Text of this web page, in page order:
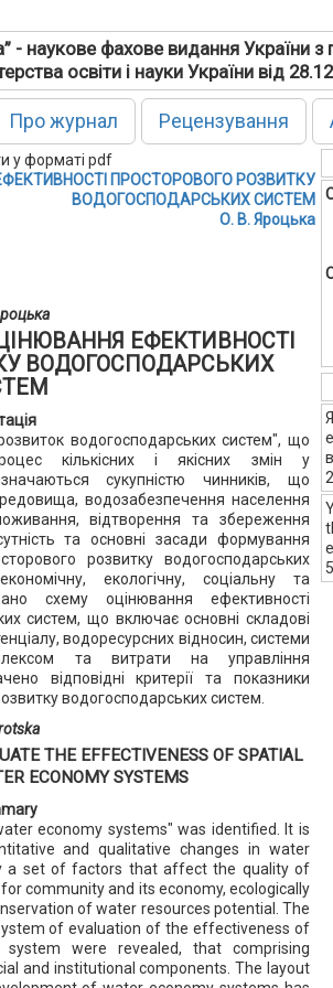
- наукове фахове видання України з
освіти і науки України від
Про журнал Рецензування
ПРОСТОРОВОГО РОЗВИТКУ
ВОДОГОСПОДАРСЬКИХ СИСТЕМ
О. В. Яроцька
ЕФЕКТИВНОСТІ
ВОДОГОСПОДАРСЬКИХ
водогосподарських систем", що
кількісних і якісних змін у
сукупністю чинників, що
водозабезпечення населення
відтворення та збереження
та основні засади формування
розвитку водогосподарських
екологічну, соціальну та
схему оцінювання ефективності
систем, що включає основні складові
водоресурсних відносин, системи
та витрати на управління
відповідні критерії та показники
водогосподарських систем.
THE EFFECTIVENESS OF SPATIAL
ECONOMY SYSTEMS
economy systems" was identified. It is
and qualitative changes in water
a set of factors that affect the quality of
community and its economy, ecologically
of water resources potential. The
of evaluation of the effectiveness of
were revealed, that comprising
and institutional components. The layout